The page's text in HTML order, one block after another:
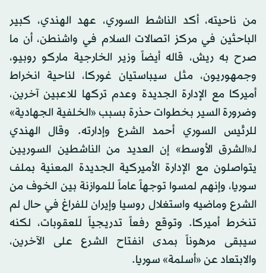
من ناحيته، أكد الناشط السوري، عهد الهندي، كبير
الباحثين في مركز اتصالات السلام في واشنطن، أن ما
صرح به ريش، قاله أيضاً وزير الخارجية ماركو روبيو،
وجمهوريون، مثل سيباستيان غوركا، لناحية انخراط
أميركا مع الإدارة الجديدة وعدم تركها للاعبين آخرين،
وضرورة السير بخطوات حذرة بسبب «الخلفية الجهادية»
للرئيس السوري أحمد الشرع وإدارته. وقال الهندي
لـ«الشرق الأوسط» إن العديد من الناشطين السوريين
يتواصلون مع الإدارة الأميركية الجديدة المعنية بملف
سوريا، وإنهم لمسوا توجهاً عاماً للموازنة بين الخوف من
الشرع وماضيه واستغلال روسيا وإيران للفراغ في حال لم
تنخرط أميركا. وتوقع رفعاً تدريجياً للعقوبات، لكنه
سيبقى مرهوناً بمدى انفتاح الشرع على الآخرين،
والابتعاد عن «أسلمة» سوريا.